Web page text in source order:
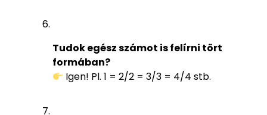
Tudok egész számot is felírni tört
formában?
Igen! Pl. 1 = 2/2 = 3/3 = 4/4 stb.